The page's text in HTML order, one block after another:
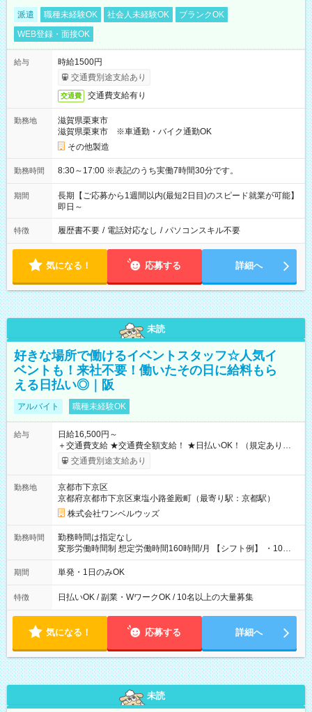
派遣 職種未経験OK 社会人未経験OK
ブランクOK
WEB登録・面接OK
給与
時給1500円
交通費別途支給あり
交通費 交通費支給有り
勤務地
滋賀県栗東市
滋賀県栗東市 ※車通勤・バイク通勤OK
その他製造
勤務時間 8:30～17:00 ※表記のうち実働7時間30分です。
期間
長期【ご応募から1週間以内(最短2日目)のスピード就業が可能】
即日～
特徴 履歴書不要 / 電話対応なし / パソコンスキル不要
気になる！ 応募する 詳細へ
未読
好きな場所で働けるイベントスタッフ☆人気イ
ベントも！来社不要！働いたその日に給料もら
える日払い◎｜阪
アルバイト 職種未経験OK
給与
日給16,500円～
＋交通費支給 ★交通費全額支給！ ★日払いOK！（規定あり） ┗
働いたその日に現金GET♪ お仕事後はコンビニATMから 日払
交通費別途支給あり
勤務地
京都市下京区
京都府京都市下京区東塩小路釜殿町（最寄り駅：京都駅）
株式会社ワンベルウッズ
勤務時間
勤務時間は指定なし
変形労働時間制 想定労働時間160時間/月 【シフト例】 ・10：
00～20：00
期間 単発・1日のみOK
特徴 日払いOK / 副業・WワークOK / 10名以上の大量募集
気になる！ 応募する 詳細へ
未読